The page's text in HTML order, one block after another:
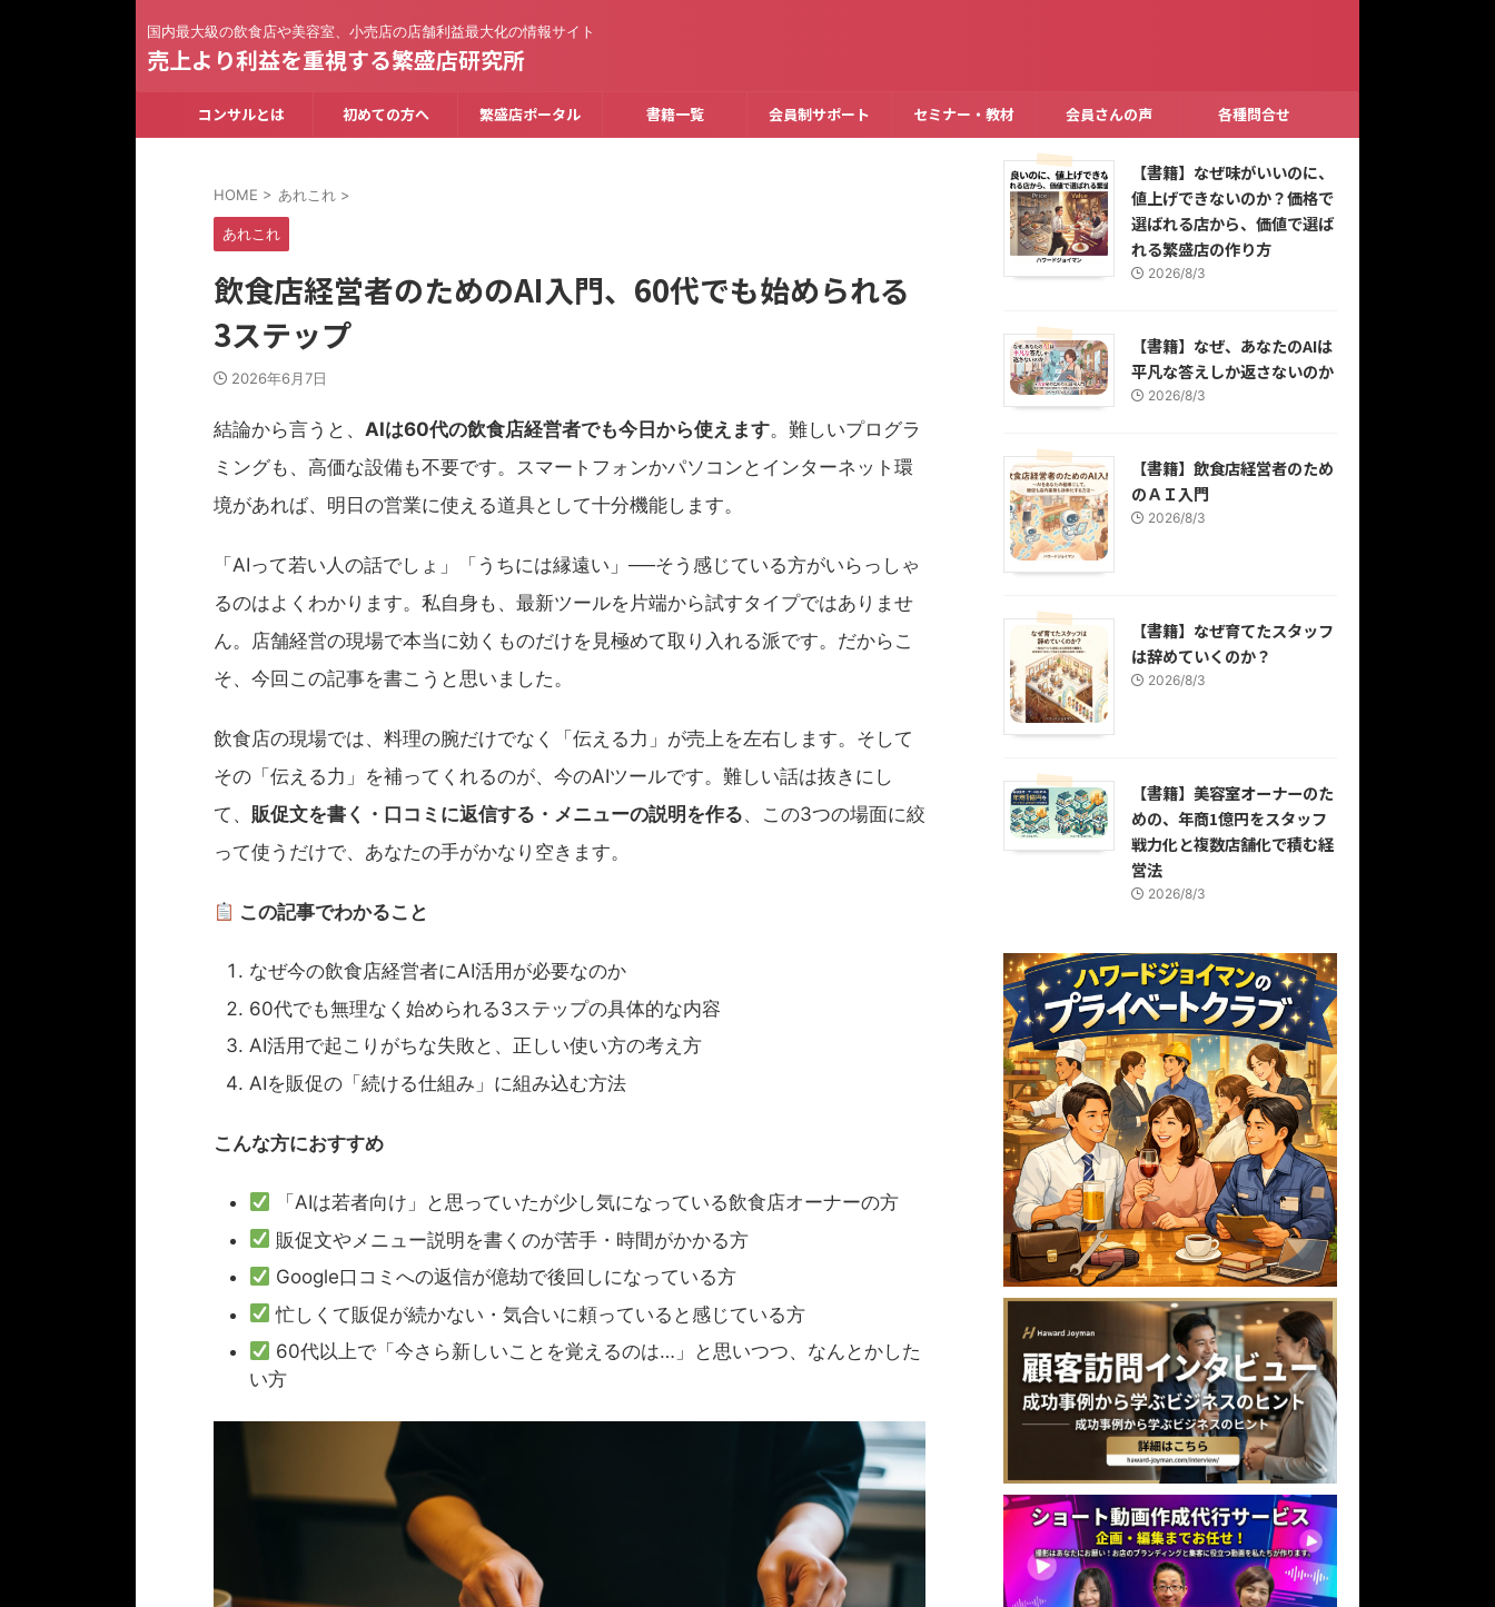
国内最大級の飲食店や美容室、小売店の店舗利益最大化の情報サイト
売上より利益を重視する繁盛店研究所
コンサルとは 初めての方へ 繁盛店ポータル 書籍一覧 会員制サポート セミナー・教材 会員さんの声 各種問合せ
HOME > あれこれ >
あれこれ
飲食店経営者のためのAI入門、60代でも始められる
3ステップ
2026年6月7日
結論から言うと、 AIは60代の飲食店経営者でも今日から使えます。難しいプログラ
ミングも、高価な設備も不要です。スマートフォンかパソコンとインターネット環
境があれば、明日の営業に使える道具として十分機能します。
「AIって若い人の話でしょ」「うちには縁遠い」──そう感じている方がいらっしゃ
るのはよくわかります。私自身も、最新ツールを片端から試すタイプではありませ
ん。店舗経営の現場で本当に効くものだけを見極めて取り入れる派です。だからこ
そ、今回この記事を書こうと思いました。
飲食店の現場では、料理の腕だけでなく「伝える力」が売上を左右します。そして
その「伝える力」を補ってくれるのが、今のAIツールです。難しい話は抜きにし
て、 販促文を書く・口コミに返信する・メニューの説明を作る、この3つの場面に絞
って使うだけで、あなたの手がかなり空きます。
この記事でわかること
なぜ今の飲食店経営者にAI活用が必要なのか
60代でも無理なく始められる3ステップの具体的な内容
AI活用で起こりがちな失敗と、正しい使い方の考え方
AIを販促の「続ける仕組み」に組み込む方法
こんな方におすすめ
「AIは若者向け」と思っていたが少し気になっている飲食店オーナーの方
販促文やメニュー説明を書くのが苦手・時間がかかる方
Google口コミへの返信が億劫で後回しになっている方
忙しくて販促が続かない・気合いに頼っていると感じている方
60代以上で「今さら新しいことを覚えるのは…」と思いつつ、なんとかした
い方
【書籍】なぜ味がいいのに、
値上げできないのか？価格で
選ばれる店から、価値で選ば
れる繁盛店の作り方
2026/8/3
【書籍】なぜ、あなたのAIは
平凡な答えしか返さないのか
2026/8/3
【書籍】飲食店経営者のため
のＡＩ入門
2026/8/3
【書籍】なぜ育てたスタッフ
は辞めていくのか？
2026/8/3
【書籍】美容室オーナーのた
めの、年商1億円をスタッフ
戦力化と複数店舗化で積む経
営法
2026/8/3